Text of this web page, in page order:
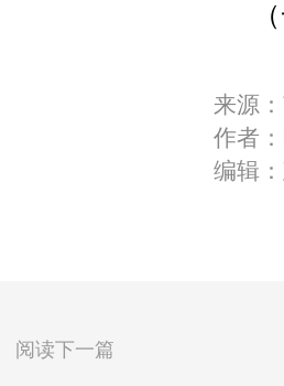
来源
作者
编辑
阅读下一篇